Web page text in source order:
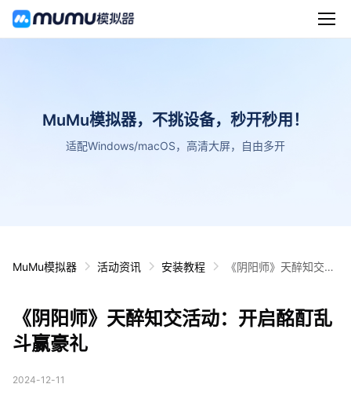
MuMu模拟器，不挑设备，秒开秒用！
适配Windows/macOS，高清大屏，自由多开
MuMu模拟器 活动资讯 安装教程
《阴阳师》天醉知交活
《阴阳师》天醉知交活动：开启酩酊乱
斗赢豪礼
2024-12-11